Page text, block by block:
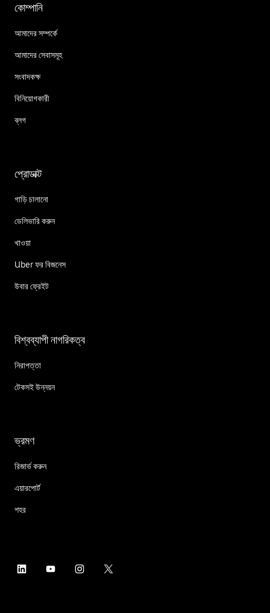
কোম্পানি
আমাদের সম্পর্কে
আমাদের সেবাসমূহ
সংবাদকক্ষ
বিনিয়োগকারী
ব্লগ
প্রোডাক্ট
গাড়ি চালানো
ডেলিভারি করুন
খাওয়া
Uber ফর বিজনেস
উবার ফ্রেইট
বিশ্বব্যাপী নাগরিকত্ব
নিরাপত্তা
টেকসই উন্নয়ন
ভ্রমণ
রিজার্ভ করুন
এয়ারপোর্ট
শহর